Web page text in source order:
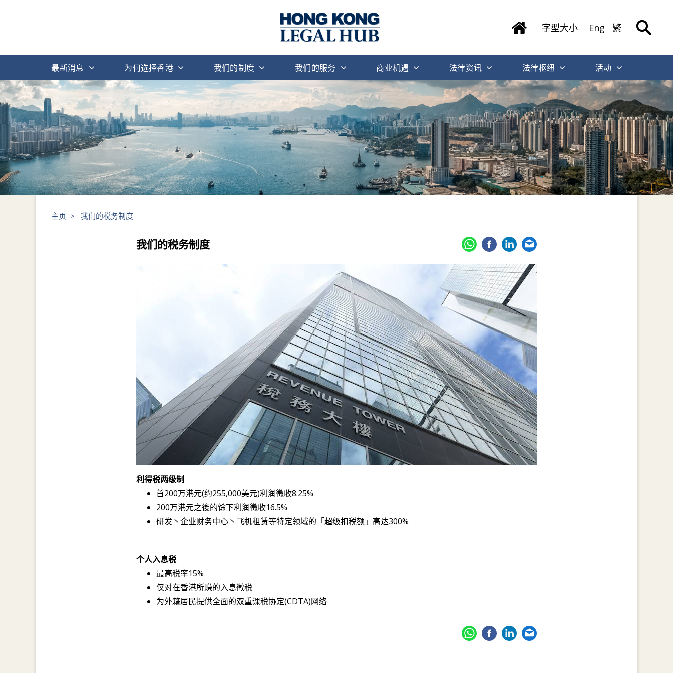
字型大小 Eng 繁
最新消息 为何选择香港 我们的制度 我们的服务 商业机遇 法律资讯 法律枢纽 活动
主页 > 我们的税务制度
我们的税务制度
利得税两级制
首200万港元(约255,000美元)利润徵收8.25%
200万港元之後的馀下利润徵收16.5%
研发丶企业财务中心丶飞机租赁等特定领域的「超级扣税额」高达300%
个人入息税
最高税率15%
仅对在香港所赚的入息徵税
为外籍居民提供全面的双重课税协定(CDTA)网络